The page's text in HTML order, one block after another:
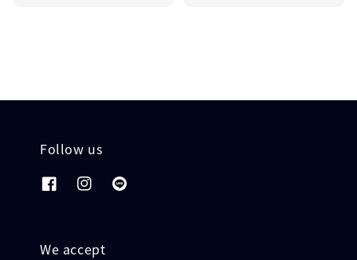
Follow us
We accept